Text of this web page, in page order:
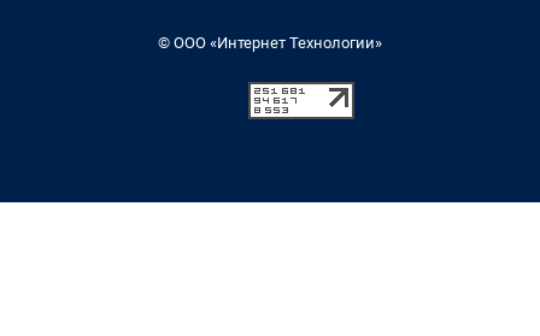
© ООО «Интернет Технологии»